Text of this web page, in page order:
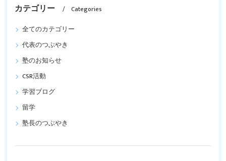
カテゴリー
Categories
全てのカテゴリー
代表のつぶやき
塾のお知らせ
CSR活動
学習ブログ
留学
塾長のつぶやき